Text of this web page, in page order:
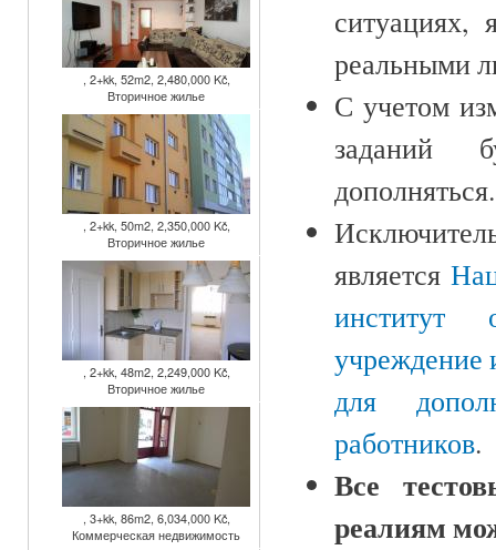
, 2+kk, 52m2, 2,480,000 Kč,
Вторичное жилье
, 2+kk, 50m2, 2,350,000 Kč,
Вторичное жилье
, 2+kk, 48m2, 2,249,000 Kč,
Вторичное жилье
, 3+kk, 86m2, 6,034,000 Kč,
Коммерческая недвижимость
ситуациях,
реальными
С учетом
заданий
дополняться.
является
институт
учреждение
для
работников.
Все
реалиям